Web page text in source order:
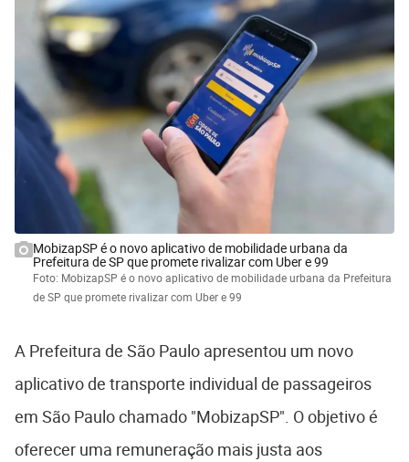
MobizapSP é o novo aplicativo de mobilidade urbana da
Prefeitura de SP que promete rivalizar com Uber e 99
Foto: MobizapSP é o novo aplicativo de mobilidade urbana da Prefeitura
de SP que promete rivalizar com Uber e 99
A Prefeitura de São Paulo apresentou um novo
aplicativo de transporte individual de passageiros
em São Paulo chamado "MobizapSP". O objetivo é
oferecer uma remuneração mais justa aos